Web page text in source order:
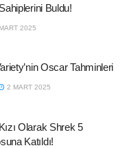
Buldu!
2025
Oscar Tahminleri
2 MART 2025
Olarak Shrek 5
Katıldı!